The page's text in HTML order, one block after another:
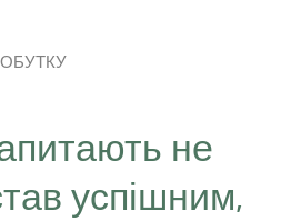
не
успішним,